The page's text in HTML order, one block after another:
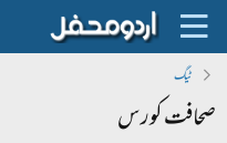
ٹیگ
صحافت کورس